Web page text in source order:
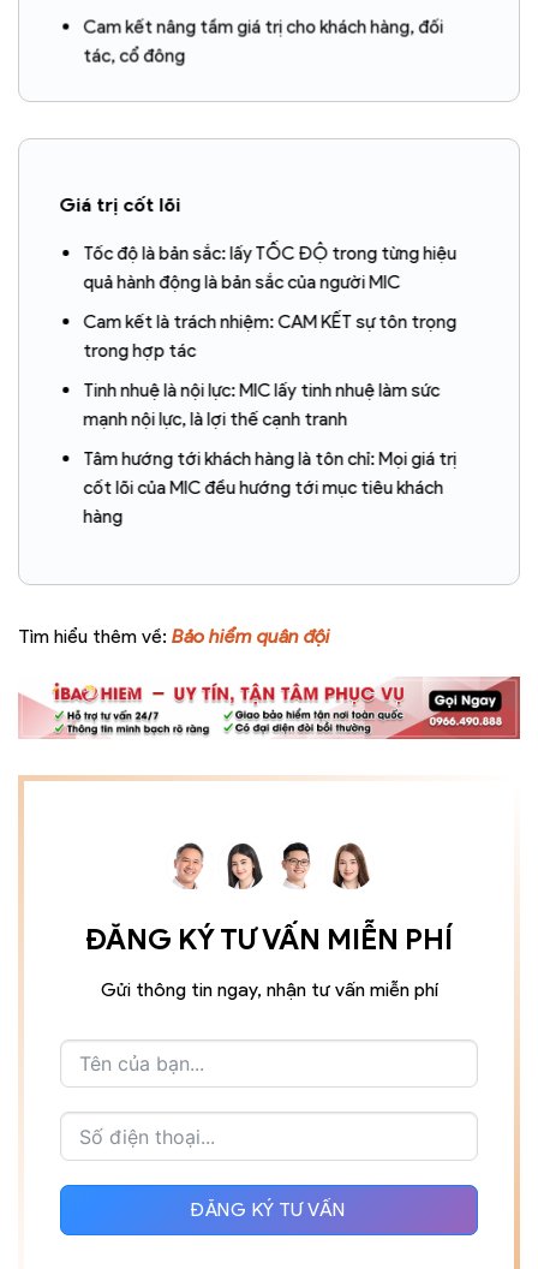
Cam kết nâng tầm giá trị cho khách hàng, đối
tác, cổ đông
Giá trị cốt lõi
Tốc độ là bản sắc: lấy TỐC ĐỘ trong từng hiệu
quả hành động là bản sắc của người MIC
Cam kết là trách nhiệm: CAM KẾT sự tôn trọng
trong hợp tác
Tinh nhuệ là nội lực: MIC lấy tinh nhuệ làm sức
mạnh nội lực, là lợi thế cạnh tranh
Tâm hướng tới khách hàng là tôn chỉ: Mọi giá trị
cốt lõi của MIC đều hướng tới mục tiêu khách
hàng
Tìm hiểu thêm về: Bảo hiểm quân đội
ĐĂNG KÝ TƯ VẤN MIỄN PHÍ
Gửi thông tin ngay, nhận tư vấn miễn phí
ĐĂNG KÝ TƯ VẤN